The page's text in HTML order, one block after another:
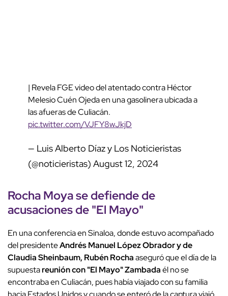
| Revela FGE video del atentado contra Héctor
Melesio Cuén Ojeda en una gasolinera ubicada a
las afueras de Culiacán.
pic.twitter.com/VJFY8wJkjD
— Luis Alberto Díaz y Los Noticieristas
(@noticieristas) August 12, 2024
Rocha Moya se defiende de
acusaciones de "El Mayo"
En una conferencia en Sinaloa, donde estuvo acompañado
del presidenteAndrés Manuel López Obrador y de
Claudia Sheinbaum, Rubén Rochaaseguró que el día de la
supuestareunión con "El Mayo" Zambadaél no se
encontraba en Culiacán, pues había viajado con su familia